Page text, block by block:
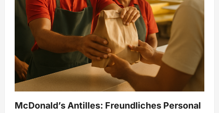
McDonald’s Antilles: Freundliches Personal